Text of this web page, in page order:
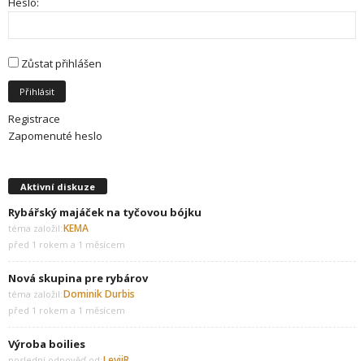
Zůstat přihlášen
Přihlásit
Registrace
Zapomenuté heslo
Aktivní diskuze
Rybářský majáček na tyčovou bójku
téma založil:KEMA
před 1 rokem a 1 měsícem
Nová skupina pre rybárov
téma založil:Dominik Durbis
před 1 rokem a 1 měsícem
Výroba boilies